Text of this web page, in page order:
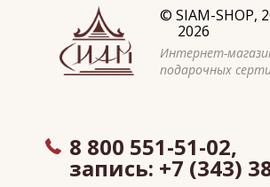
© SIAM-SHOP,
2026
Интернет-
подарочных
8 800 551-51-02,
запись: +7 (343)